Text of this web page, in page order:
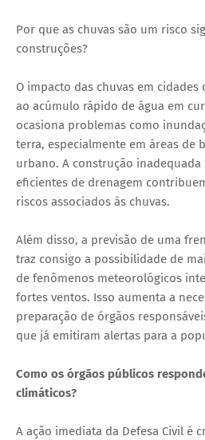
Por que as chuvas são um risco
construções?
O impacto das chuvas em cidades
ao acúmulo rápido de água em
ocasiona problemas como
terra, especialmente em áreas de
urbano. A construção inadequada
eficientes de drenagem
riscos associados às chuvas.
Além disso, a previsão de uma
traz consigo a possibilidade de
de fenômenos meteorológicos
fortes ventos. Isso aumenta a
preparação de órgãos
que já emitiram alertas para a
Como os órgãos públicos
climáticos?
A ação imediata da Defesa Civil é